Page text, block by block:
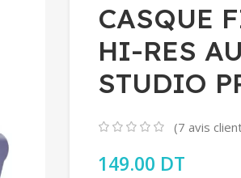
CASQUE
HI-RES
STUDIO
(7 avis
149.00 DT